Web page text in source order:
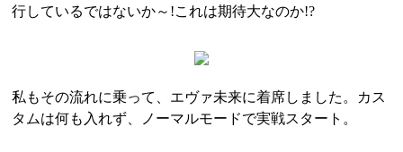
行しているではないか～!これは期待大なのか!?
私もその流れに乗って、エヴァ未来に着席しました。カス
タムは何も入れず、ノーマルモードで実戦スタート。